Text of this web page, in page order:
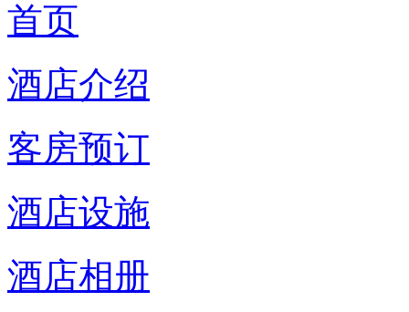
首页
酒店介绍
客房预订
酒店设施
酒店相册